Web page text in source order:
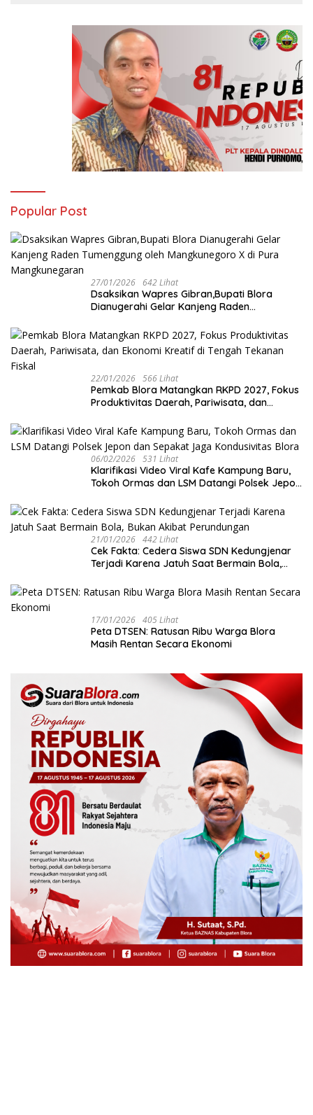
Popular Post
27/01/2026 642 Lihat
‎Dsaksikan Wapres Gibran,Bupati Blora
Dianugerahi Gelar Kanjeng Raden
Mangkunegaran
22/01/2026 566 Lihat
‎Pemkab Blora Matangkan RKPD 2027, Fokus
Produktivitas Daerah, Pariwisata, dan
06/02/2026 531 Lihat
‎Klarifikasi Video Viral Kafe Kampung Baru,
Tokoh Ormas dan LSM Datangi Polsek Jepon
21/01/2026 442 Lihat
Cek Fakta: Cedera Siswa SDN Kedungjenar
Terjadi Karena Jatuh Saat Bermain Bola,
17/01/2026 405 Lihat
‎Peta DTSEN: Ratusan Ribu Warga Blora
Masih Rentan Secara Ekonomi